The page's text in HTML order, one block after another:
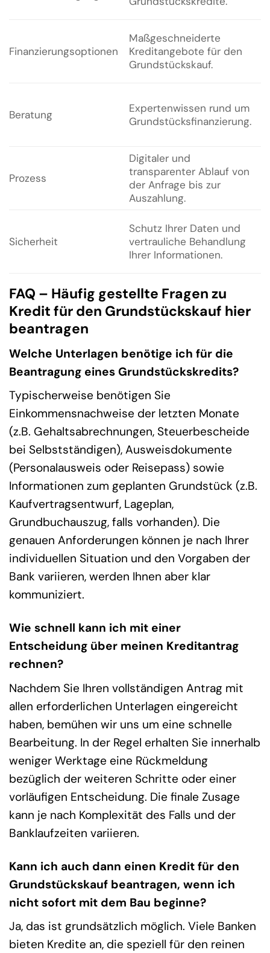
Finanzierungsoptionen
Maßgeschneiderte
Kreditangebote für den
Grundstückskauf.
Beratung
Expertenwissen rund um
Grundstücksfinanzierung.
Prozess
Digitaler und
transparenter Ablauf von
der Anfrage bis zur
Auszahlung.
Sicherheit
Schutz Ihrer Daten und
vertrauliche Behandlung
Ihrer Informationen.
FAQ – Häufig gestellte Fragen zu
Kredit für den Grundstückskauf hier
beantragen
Welche Unterlagen benötige ich für die
Beantragung eines Grundstückskredits?
Typischerweise benötigen Sie
Einkommensnachweise der letzten Monate
(z.B. Gehaltsabrechnungen, Steuerbescheide
bei Selbstständigen), Ausweisdokumente
(Personalausweis oder Reisepass) sowie
Informationen zum geplanten Grundstück (z.B.
Kaufvertragsentwurf, Lageplan,
Grundbuchauszug, falls vorhanden). Die
genauen Anforderungen können je nach Ihrer
individuellen Situation und den Vorgaben der
Bank variieren, werden Ihnen aber klar
kommuniziert.
Wie schnell kann ich mit einer
Entscheidung über meinen Kreditantrag
rechnen?
Nachdem Sie Ihren vollständigen Antrag mit
allen erforderlichen Unterlagen eingereicht
haben, bemühen wir uns um eine schnelle
Bearbeitung. In der Regel erhalten Sie innerhalb
weniger Werktage eine Rückmeldung
bezüglich der weiteren Schritte oder einer
vorläufigen Entscheidung. Die finale Zusage
kann je nach Komplexität des Falls und der
Banklaufzeiten variieren.
Kann ich auch dann einen Kredit für den
Grundstückskauf beantragen, wenn ich
nicht sofort mit dem Bau beginne?
Ja, das ist grundsätzlich möglich. Viele Banken
bieten Kredite an, die speziell für den reinen